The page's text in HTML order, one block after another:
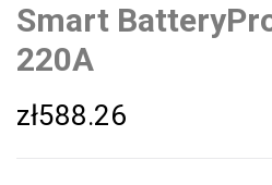
Smart
220A
zł588.26